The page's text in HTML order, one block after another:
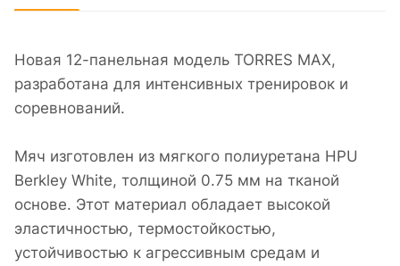
Новая 12-панельная модель TORRES MAX,
разработана для интенсивных тренировок и
соревнований.
Мяч изготовлен из мягкого полиуретана HPU
Berkley White, толщиной 0.75 мм на тканой
основе. Этот материал обладает высокой
эластичностью, термостойкостью,
устойчивостью к агрессивным средам и